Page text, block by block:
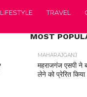
LIFESTYLE TRAVEL
MOST
MAHARAJGANJ
महराजगंज एसपी ने
लेने को प्रेरित